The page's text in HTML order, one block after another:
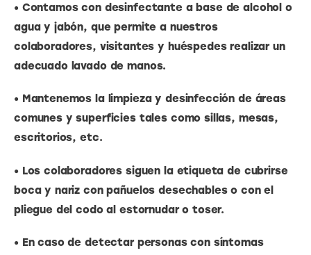
• Contamos con desinfectante a base de alcohol o
agua y jabón, que permite a nuestros
colaboradores, visitantes y huéspedes realizar un
adecuado lavado de manos.
• Mantenemos la limpieza y desinfección de áreas
comunes y superficies tales como sillas, mesas,
escritorios, etc.
• Los colaboradores siguen la etiqueta de cubrirse
boca y nariz con pañuelos desechables o con el
pliegue del codo al estornudar o toser.
• En caso de detectar personas con síntomas